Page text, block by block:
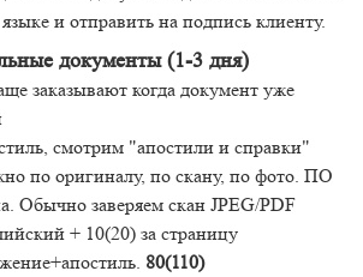
и отправить на подпись клиенту.
документы (1-3 дня)
заказывают когда документ уже
смотрим "апостили и справки"
по оригиналу, по скану, по фото. ПО
заверяем скан JPEG/PDF
+ 10(20) за страницу
80(110)